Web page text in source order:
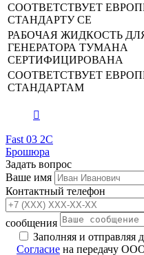
СООТВЕТСТВУЕТ
СТАНДАРТУ СЕ
РАБОЧАЯ ЖИДКОСТЬ
ГЕНЕРАТОРА ТУМАНА
СЕРТИФИЦИРОВАНА
СООТВЕТСТВУЕТ
СТАНДАРТАМ
Fast 03 2C
Брошюра
Задать вопрос
Ваше имя
Контактный телефон
сообщения
Заполняя и
Согласие на передачу